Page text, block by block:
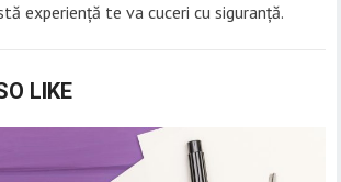
experiență te va cuceri cu siguranță.
LIKE